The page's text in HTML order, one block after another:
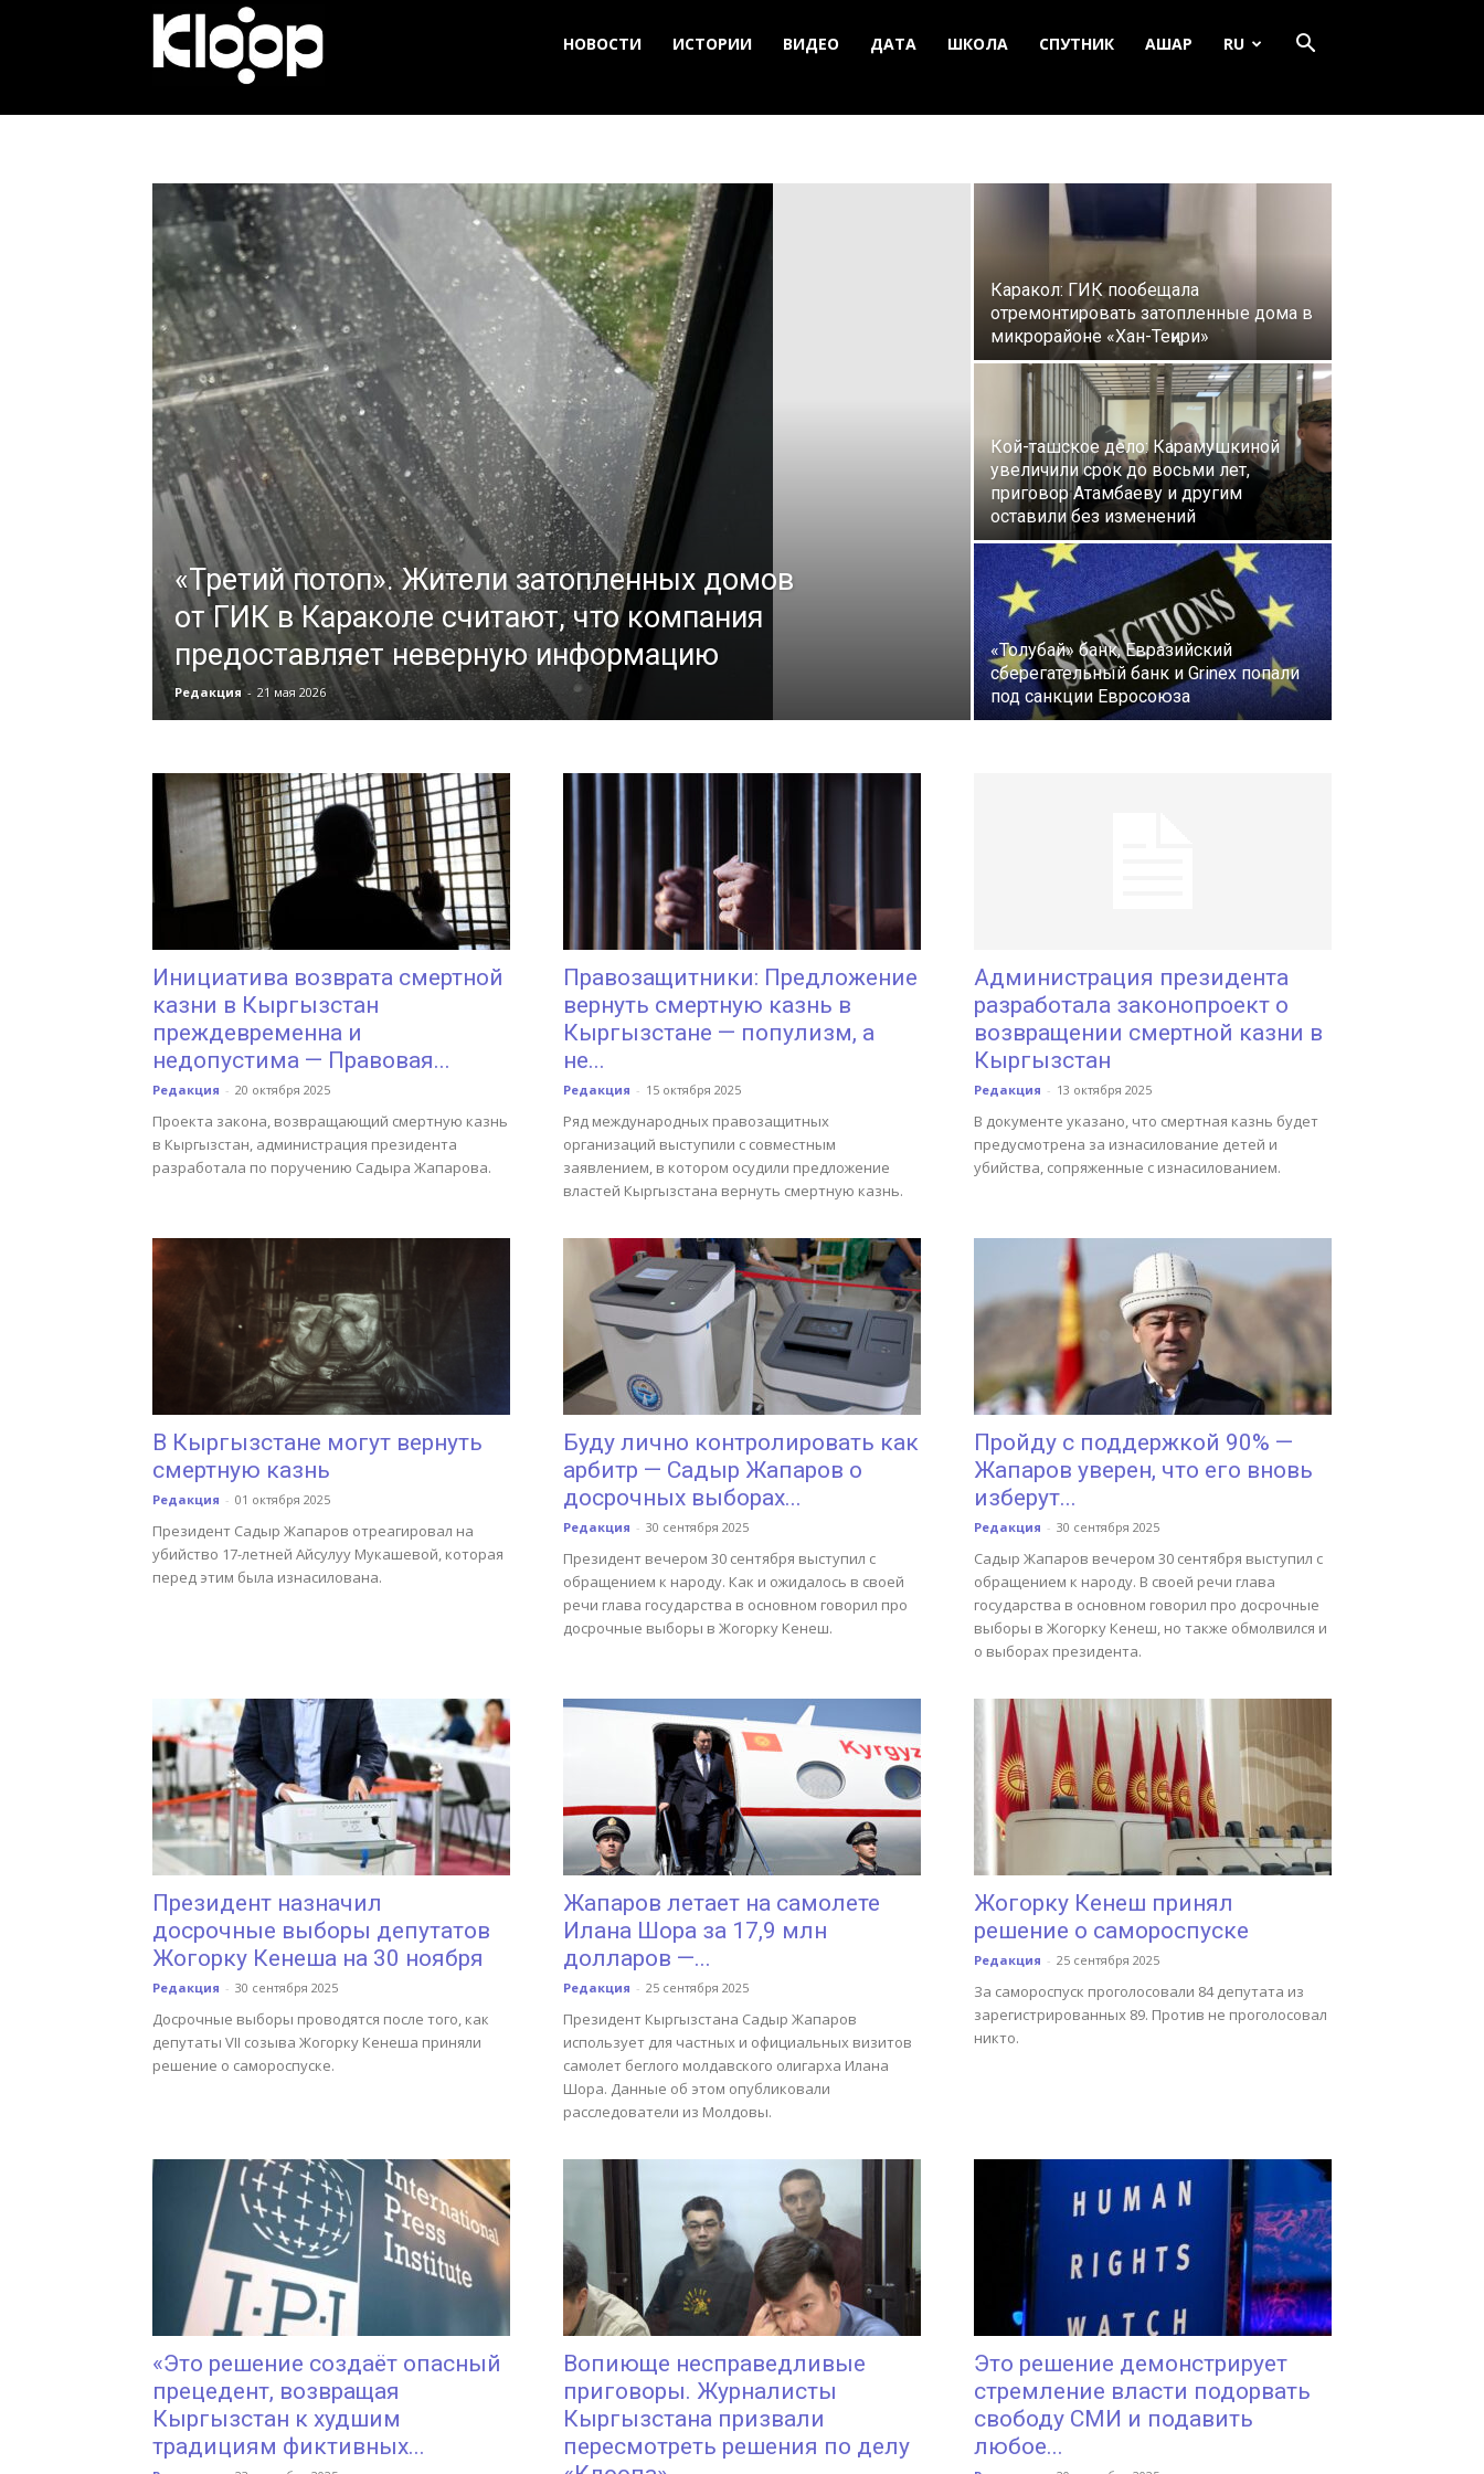
Новости
Кыргызстана
НОВОСТИ ИСТОРИИ ВИДЕО ДАТА ШКОЛА СПУТНИК АШАР RU
«Третий потоп». Жители затопленных домов
от ГИК в Караколе считают, что компания
предоставляет неверную информацию
Редакция - 21 мая 2026
Каракол: ГИК пообещала
отремонтировать затопленные дома в
микрорайоне «Хан-Теңири»
Кой-ташское дело: Карамушкиной
увеличили срок до восьми лет,
приговор Атамбаеву и другим
оставили без изменений
«Толубай» банк, Евразийский
сберегательный банк и Grinex попали
под санкции Евросоюза
Инициатива возврата смертной
казни в Кыргызстан
преждевременна и
недопустима — Правовая...
Редакция - 20 октября 2025
Проекта закона, возвращающий смертную казнь
в Кыргызстан, администрация президента
разработала по поручению Садыра Жапарова.
Правозащитники: Предложение
вернуть смертную казнь в
Кыргызстане — популизм, а
не...
Редакция - 15 октября 2025
Ряд международных правозащитных
организаций выступили с совместным
заявлением, в котором осудили предложение
властей Кыргызстана вернуть смертную казнь.
Администрация президента
разработала законопроект о
возвращении смертной казни в
Кыргызстан
Редакция - 13 октября 2025
В документе указано, что смертная казнь будет
предусмотрена за изнасилование детей и
убийства, сопряженные с изнасилованием.
В Кыргызстане могут вернуть
смертную казнь
Редакция - 01 октября 2025
Президент Садыр Жапаров отреагировал на
убийство 17-летней Айсулуу Мукашевой, которая
перед этим была изнасилована.
Буду лично контролировать как
арбитр — Садыр Жапаров о
досрочных выборах...
Редакция - 30 сентября 2025
Президент вечером 30 сентября выступил с
обращением к народу. Как и ожидалось в своей
речи глава государства в основном говорил про
досрочные выборы в Жогорку Кенеш.
Пройду с поддержкой 90% —
Жапаров уверен, что его вновь
изберут...
Редакция - 30 сентября 2025
Садыр Жапаров вечером 30 сентября выступил с
обращением к народу. В своей речи глава
государства в основном говорил про досрочные
выборы в Жогорку Кенеш, но также обмолвился и
о выборах президента.
Президент назначил
досрочные выборы депутатов
Жогорку Кенеша на 30 ноября
Редакция - 30 сентября 2025
Досрочные выборы проводятся после того, как
депутаты VII созыва Жогорку Кенеша приняли
решение о самороспуске.
Жапаров летает на самолете
Илана Шора за 17,9 млн
долларов —...
Редакция - 25 сентября 2025
Президент Кыргызстана Садыр Жапаров
использует для частных и официальных визитов
самолет беглого молдавского олигарха Илана
Шора. Данные об этом опубликовали
расследователи из Молдовы.
Жогорку Кенеш принял
решение о самороспуске
Редакция - 25 сентября 2025
За самороспуск проголосовали 84 депутата из
зарегистрированных 89. Против не проголосовал
никто.
«Это решение создаёт опасный
прецедент, возвращая
Кыргызстан к худшим
традициям фиктивных...
Вопиюще несправедливые
приговоры. Журналисты
Кыргызстана призвали
пересмотреть решения по делу
Это решение демонстрирует
стремление власти подорвать
свободу СМИ и подавить
любое...